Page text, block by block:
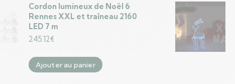
Cordon lumineux de Noël 6
Rennes XXL et traîneau 2160
LED 7 m
245.12€
Ajouter au panier